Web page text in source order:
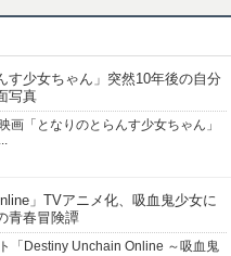
す少女ちゃん」突然10年後の自分
写真
画「となりのとらんす少女ちゃん」
」TVアニメ化、吸血鬼少女に
青春冒険譚
「Destiny Unchain Online ～吸血鬼